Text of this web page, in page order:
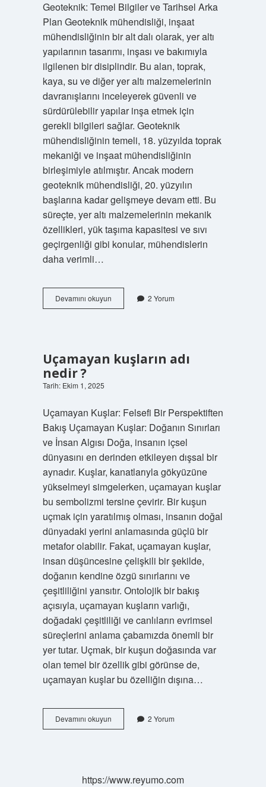
Geoteknik: Temel Bilgiler ve Tarihsel Arka
Plan Geoteknik mühendisliği, inşaat
mühendisliğinin bir alt dalı olarak, yer altı
yapılarının tasarımı, inşası ve bakımıyla
ilgilenen bir disiplindir. Bu alan, toprak,
kaya, su ve diğer yer altı malzemelerinin
davranışlarını inceleyerek güvenli ve
sürdürülebilir yapılar inşa etmek için
gerekli bilgileri sağlar. Geoteknik
mühendisliğinin temeli, 18. yüzyılda toprak
mekaniği ve inşaat mühendisliğinin
birleşimiyle atılmıştır. Ancak modern
geoteknik mühendisliği, 20. yüzyılın
başlarına kadar gelişmeye devam etti. Bu
süreçte, yer altı malzemelerinin mekanik
özellikleri, yük taşıma kapasitesi ve sıvı
geçirgenliği gibi konular, mühendislerin
daha verimli…
Devamını okuyunGeoteknik
2
yapar
2 Yorum
Uçamayan kuşların adı
nedir ?
Tarih: Ekim 1, 2025
Uçamayan Kuşlar: Felsefi Bir Perspektiften
Bakış Uçamayan Kuşlar: Doğanın Sınırları
ve İnsan Algısı Doğa, insanın içsel
dünyasını en derinden etkileyen dışsal bir
aynadır. Kuşlar, kanatlarıyla gökyüzüne
yükselmeyi simgelerken, uçamayan kuşlar
bu sembolizmi tersine çevirir. Bir kuşun
uçmak için yaratılmış olması, insanın doğal
dünyadaki yerini anlamasında güçlü bir
metafor olabilir. Fakat, uçamayan kuşlar,
insan düşüncesine çelişkili bir şekilde,
doğanın kendine özgü sınırlarını ve
çeşitliliğini yansıtır. Ontolojik bir bakış
açısıyla, uçamayan kuşların varlığı,
doğadaki çeşitliliği ve canlıların evrimsel
süreçlerini anlama çabamızda önemli bir
yer tutar. Uçmak, bir kuşun doğasında var
olan temel bir özellik gibi görünse de,
uçamayan kuşlar bu özelliğin dışına…
Devamını okuyunUçamayan
kuşların
2 Yorum
https://www.reyumo.com